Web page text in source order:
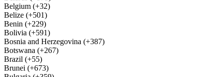
Belgium (+32)
Belize (+501)
Benin (+229)
Bolivia (+591)
Bosnia and Herzegovina (+387)
Botswana (+267)
Brazil (+55)
Brunei (+673)